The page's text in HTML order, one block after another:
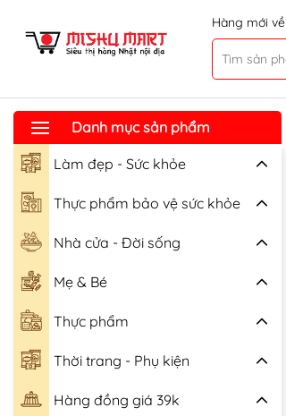
Hàng mới về
Danh mục sản phẩm
Làm đẹp - Sức khỏe
Thực phẩm bảo vệ sức khỏe
Nhà cửa - Đời sống
Mẹ & Bé
Thực phẩm
Thời trang - Phụ kiện
Hàng đồng giá 39k